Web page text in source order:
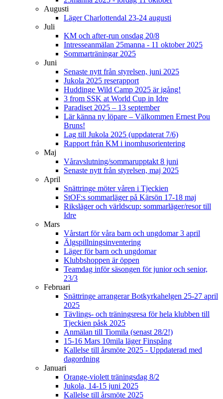
Augusti
Läger Charlottendal 23-24 augusti
Juli
KM och after-run onsdag 20/8
Intresseanmälan 25manna - 11 oktober 2025
Sommarträningar 2025
Juni
Senaste nytt från styrelsen, juni 2025
Jukola 2025 reserapport
Huddinge Wild Camp 2025 är igång!
3 from SSK at World Cup in Idre
Paradiset 2025 – 13 september
Lär känna ny löpare – Välkommen Ernest Pou
Bruns!
Lag till Jukola 2025 (uppdaterat 7/6)
Rapport från KM i inomhusorientering
Maj
Våravslutning/sommarupptakt 8 juni
Senaste nytt från styrelsen, maj 2025
April
Snättringe möter våren i Tjeckien
StOF:s sommarläger på Kärsön 17-18 maj
Riksläger och världscup: sommarläger/resor till
Idre
Mars
Vårstart för våra barn och ungdomar 3 april
Älgspillningsinventering
Läger för barn och ungdomar
Klubbshoppen är öppen
Teamdag inför säsongen för junior och senior,
23/3
Februari
Snättringe arrangerar Botkyrkahelgen 25-27 april
2025
Tävlings- och träningsresa för hela klubben till
Tjeckien påsk 2025
Anmälan till Tiomila (senast 28/2!)
15-16 Mars 10mila läger Finspång
Kallelse till årsmöte 2025 - Uppdaterad med
dagordning
Januari
Orange-violett träningsdag 8/2
Jukola, 14-15 juni 2025
Kallelse till årsmöte 2025